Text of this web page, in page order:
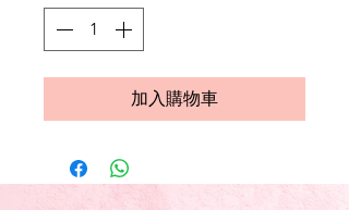
加入購物車